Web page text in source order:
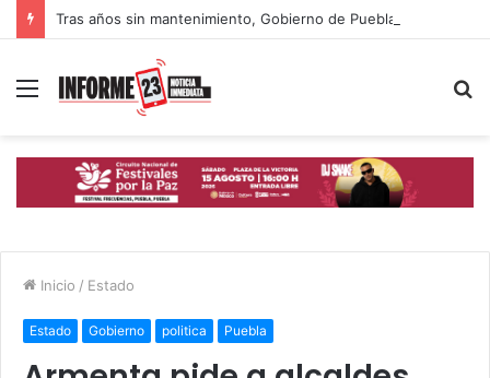
Menú
Inicio / Estado
Estado Gobierno politica Puebla